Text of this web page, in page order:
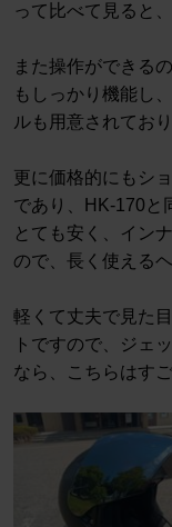
って比べて見ると
また操作ができる
もしっかり機能し
ルも用意されてお
更に価格的にもシ
であり、HK-170と
とても安く、イン
ので、長く使える
軽くて丈夫で見た
トですので、ジェ
なら、こちらはす